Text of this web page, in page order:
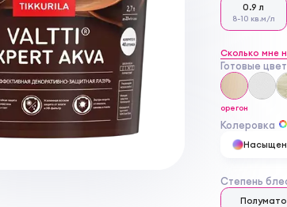
0.9 л
8-10 кв.м/л
Сколько мне
Готовые
орегон
Колеровка
Степень